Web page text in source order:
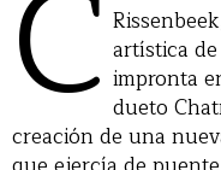
artística
impronta
dueto
creación de una